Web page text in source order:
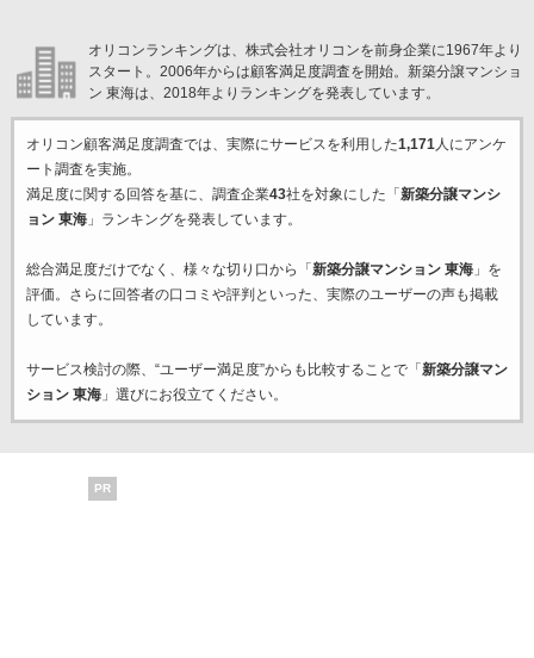
オリコンランキングは、株式会社オリコンを前身企業に1967年より
スタート。2006年からは顧客満足度調査を開始。新築分譲マンショ
ン 東海は、2018年よりランキングを発表しています。
オリコン顧客満足度調査では、実際にサービスを利用した1,171人にアンケ
ート調査を実施。
満足度に関する回答を基に、調査企業43社を対象にした「 新築分譲マンシ
ョン 東海」ランキングを発表しています。
総合満足度だけでなく、様々な切り口から「 新築分譲マンション 東海」を
評価。さらに回答者の口コミや評判といった、実際のユーザーの声も掲載
しています。
サービス検討の際、“ユーザー満足度”からも比較することで「 新築分譲マン
ション 東海」選びにお役立てください。
PR